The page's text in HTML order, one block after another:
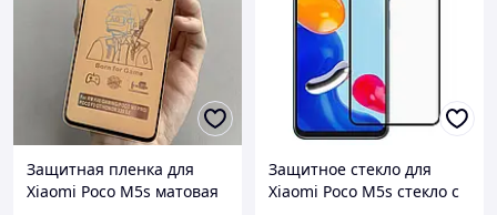
Защитная пленка для
Xiaomi Poco M5s матовая
Защитное стекло для
Xiaomi Poco M5s стекло с